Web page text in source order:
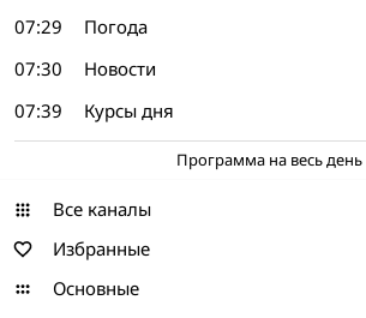
07:29
Погода
07:30
Новости
07:39
Курсы дня
Программа на весь день
Все каналы
Избранные
Основные